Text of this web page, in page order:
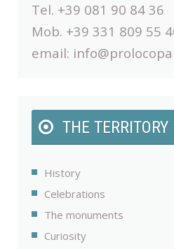
Tel. +39 081 90 84 36
Mob. +39 331 809 55
email:
THE TERRITORY
History
Celebrations
The monuments
Curiosity